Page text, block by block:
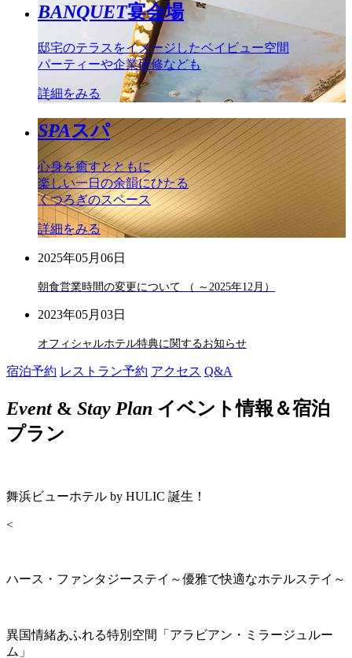
BANQUET宴会場
邸宅のテラスをイメージしたベイビュー空間
パーティーや企業研修なども
詳細をみる
SPAスパ
心身を癒すとともに
楽しい一日の余韻にひたる
くつろぎのスペース
詳細をみる
2025年05月06日
朝食営業時間の変更について （ ～2025年12月）
2023年05月03日
オフィシャルホテル特典に関するお知らせ
宿泊予約 レストラン予約 アクセス Q&A
Event& Stay Plan イベント情報＆宿泊
プラン
舞浜ビューホテル by HULIC 誕生！
<
ハース・ファンタジーステイ～優雅で快適なホテルステイ～
異国情緒あふれる特別空間「アラビアン・ミラージュルー
ム」